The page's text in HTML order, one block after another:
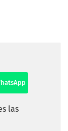
las